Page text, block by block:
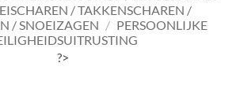
/ TAKKENSCHAREN /
/ SNOEIZAGEN / PERSOONLIJKE
?>